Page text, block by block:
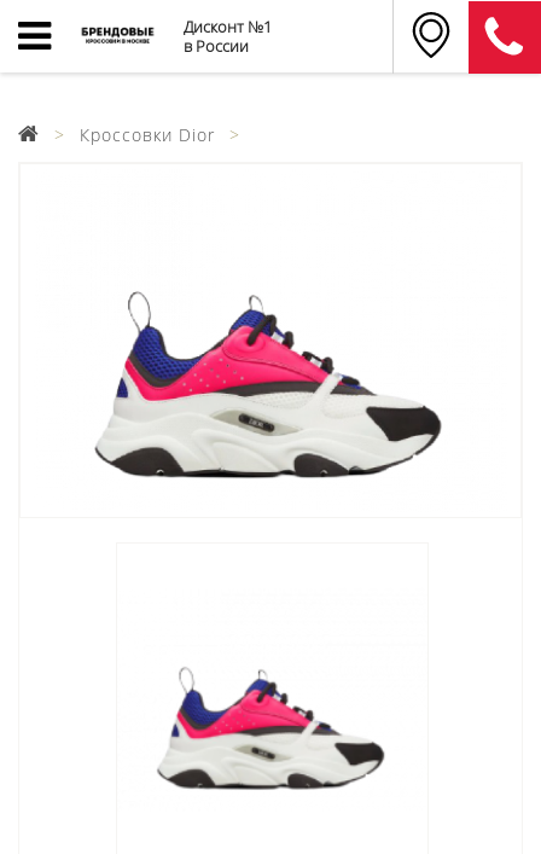
Дисконт №1
в России
Кроссовки Dior